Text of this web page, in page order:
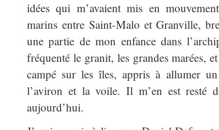
idées qui m’avaient mis en
marins entre Saint-Malo et Granville,
une partie de mon enfance dans
fréquenté le granit, les grandes marées,
campé sur les îles, appris à allumer
l’aviron et la voile. Il m’en est resté
aujourd’hui.